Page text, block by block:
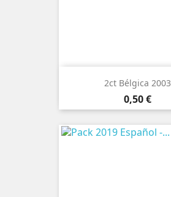
2ct Bélgica 2003
Preço
0,50 €